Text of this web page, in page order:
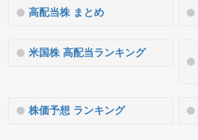
高配当株 まとめ
米国株 高配当ランキング
株価予想 ランキング